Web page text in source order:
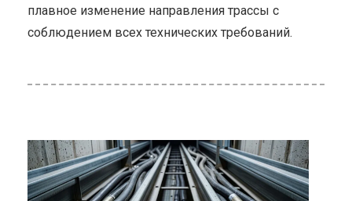
плавное изменение направления трассы с
соблюдением всех технических требований.